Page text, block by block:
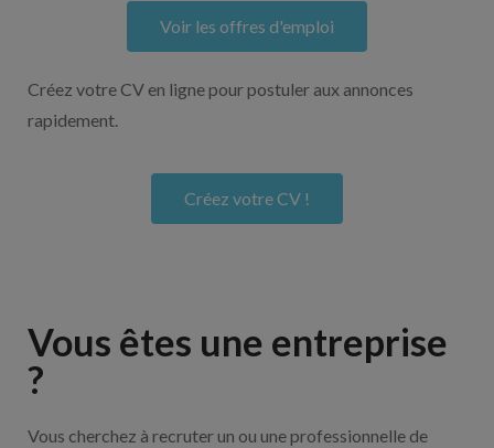
Voir les offres d'emploi
Créez votre CV en ligne pour postuler aux annonces
rapidement.
Créez votre CV !
Vous êtes une entreprise
?
Vous cherchez à recruter un ou une professionnelle de